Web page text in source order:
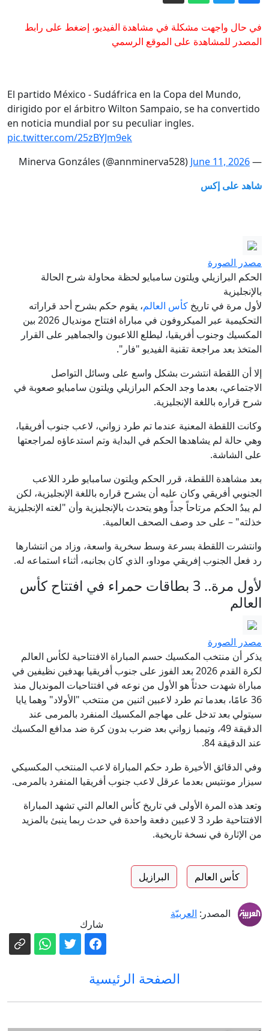
السعودية.. هل يُعلن اتفاق دفاعي ثلاثي؟
هل يعطل الحرس الثوري حسم اتفاق
تتوسع في أربعة دول أوروبية
مسؤول سابق في الموساد: لا توقفوا
الضربات في لبنان.. وترامب يكرر أخطاء
أفغانستان
توقيع الاتفاق الثلاثي بين السعودية وتركيا
وباكستان.. بند "الدفاع المشترك" في صلب
في حال واجهت مشكلة في مشاهدة الفيديو، إضغط على رابط
المصدر للمشاهدة على الموقع الرسمي
El partido México - Sudáfrica en la Copa del Mundo,
dirigido por el árbitro Wilton Sampaio, se ha convertido
en noticia mundial por su peculiar ingles.
pic.twitter.com/25zBYJm9ek
— Minerva Gonzáles (@annminerva528)
June 11, 2026
شاهد على إكس
مصدر الصورة
الحكم البرازيلي ويلتون سامبايو لحظة محاولة شرح الحالة
بالإنجليزية
لأول مرة في تاريخ كأس العالم، يقوم حكم بشرح أحد قراراته
التحكيمية عبر الميكروفون في مباراة افتتاح مونديال 2026 بين
المكسيك وجنوب أفريقيا، ليطلع اللاعبون والجماهير على القرار
المتخذ بعد مراجعة تقنية الفيديو "فار".
إلا أن اللقطة انتشرت بشكل واسع على وسائل التواصل
الاجتماعي، بعدما وجد الحكم البرازيلي ويلتون سامبايو صعوبة في
شرح قراره باللغة الإنجليزية.
وكانت اللقطة المعنية عندما تم طرد زواني، لاعب جنوب أفريقيا،
وهي حالة لم يشاهدها الحكم في البداية وتم استدعاؤه لمراجعتها
على الشاشة.
بعد مشاهدة اللقطة، قرر الحكم ويلتون سامبايو طرد اللاعب
الجنوبي أفريقي وكان عليه أن يشرح قراره باللغة الإنجليزية، لكن
لم يبدُ الحكم مرتاحاً جداً وهو يتحدث بالإنجليزية وأن "لغته الإنجليزية
خذلته" – على حد وصف الصحف العالمية.
وانتشرت اللقطة بسرعة وسط سخرية واسعة، وزاد من انتشارها
رد فعل الجنوب إفريقي موداو، الذي كان بجانبه، أثناء استماعه له.
لأول مرة.. 3 بطاقات حمراء في افتتاح كأس
العالم
مصدر الصورة
يذكر أن منتخب المكسيك حسم المباراة الافتتاحية لكأس العالم
لكرة القدم 2026 بعد الفوز على جنوب أفريقيا بهدفين نظيفين في
مباراة شهدت حدثاً هو الأول من نوعه في افتتاحيات المونديال منذ
36 عامًا، بعدما تم طرد لاعبين اثنين من منتخب "الأولاد" وهما يايا
سيتولي بعد تدخل على مهاجم المكسيك المنفرد بالمرمى عند
الدقيقة 49، وتيمبا زواني بعد ضرب بدون كرة ضد مدافع المكسيك
عند الدقيقة 84.
وفي الدقائق الأخيرة طرد حكم المباراة لاعب المنتخب المكسيكي
سيزار مونتيس بعدما عرقل لاعب جنوب أفريقيا المنفرد بالمرمى.
وتعد هذه المرة الأولى في تاريخ كأس العالم التي تشهد المباراة
الافتتاحية طرد 3 لاعبين دفعة واحدة في حدث ربما ينبئ بالمزيد
من الإثارة في نسخة تاريخية.
كأس العالم البرازيل
المصدر: العربيّة
شارك
الصفحة الرئيسية